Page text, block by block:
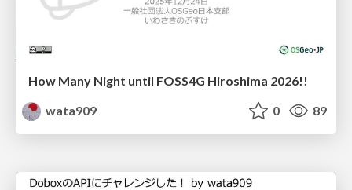
How Many Night until FOSS4G Hiroshima 2026!!
wata909
0 89